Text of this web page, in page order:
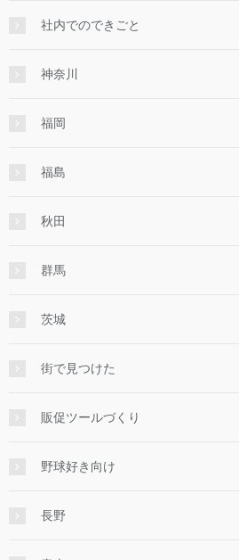
社内でのできごと
神奈川
福岡
福島
秋田
群馬
茨城
街で見つけた
販促ツールづくり
野球好き向け
長野